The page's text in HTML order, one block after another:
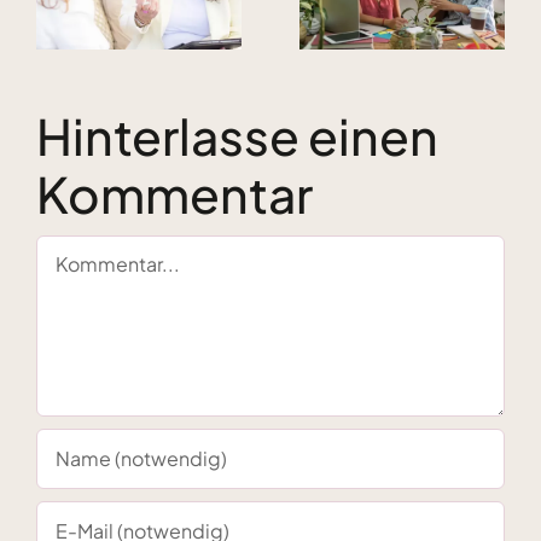
für
ganzheitliche
Alltag Ruhe
Hinterlasse einen
Kommentar